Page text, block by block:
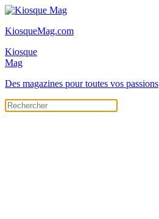
KiosqueMag.com
Kiosque
Mag
Des magazines pour toutes vos passions